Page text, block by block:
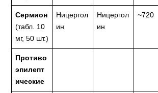
Сермион
(табл. 10
мг, 50 шт.)
Ницергол
ин
Ницергол
ин
~720
Противо
эпилепт
ические